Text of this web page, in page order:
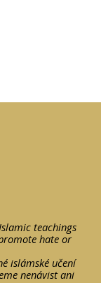
teachings
hate or
islámské učení
nenávist ani